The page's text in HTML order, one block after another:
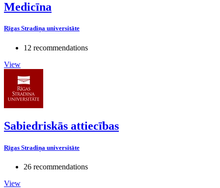
Medicīna
Rīgas Stradiņa universitāte
12 recommendations
View
Sabiedriskās attiecības
Rīgas Stradiņa universitāte
26 recommendations
View